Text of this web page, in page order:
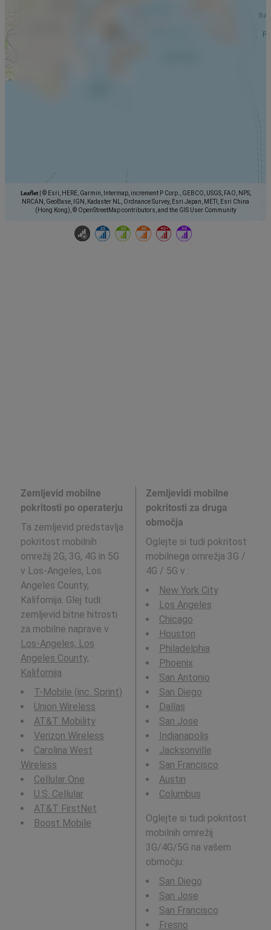
Leaflet
© Esri, HERE, Garmin, Intermap, increment P Corp., GEBCO, USGS, FAO, NPS,
NRCAN, GeoBase, IGN, Kadaster NL, Ordnance Survey, Esri Japan, METI, Esri China
(Hong Kong), © OpenStreetMap contributors, and the GIS User Community
Zemljevid mobilne
pokritosti po operaterju
Ta zemljevid predstavlja
pokritost mobilnih
omrežij 2G, 3G, 4G in 5G
v Los-Angeles, Los
Angeles County,
Kalifornija. Glej tudi:
zemljevid bitne hitrosti
za mobilne naprave v
Los-Angeles, Los
Angeles County,
Kalifornija
T-Mobile (inc. Sprint)
Union Wireless
AT&T Mobility
Verizon Wireless
Carolina West
Wireless
Cellular One
U.S. Cellular
AT&T FirstNet
Boost Mobile
Zemljevidi mobilne
pokritosti za druga
območja
Oglejte si tudi pokritost
mobilnega omrežja 3G /
4G / 5G v :
New York City
Los Angeles
Chicago
Houston
Philadelphia
Phoenix
San Antonio
San Diego
Dallas
San Jose
Indianapolis
Jacksonville
San Francisco
Austin
Columbus
Oglejte si tudi pokritost
mobilnih omrežij
3G/4G/5G na vašem
območju:
San Diego
San Jose
San Francisco
Fresno